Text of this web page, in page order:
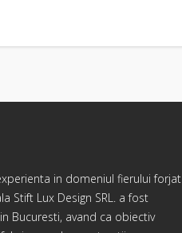
in domeniul fierului forjat
Stift Lux Design SRL. a fost
Bucuresti, avand ca obiectiv